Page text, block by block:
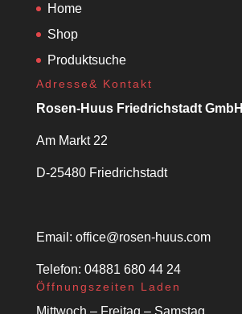
Home
Shop
Produktsuche
Adresse& Kontakt
Rosen-Huus Friedrichstadt GmbH
Am Markt 22
D-25480 Friedrichstadt
Email: office@rosen-huus.com
Telefon: 04881 680 44 24
Öffnungszeiten Laden
Mittwoch – Freitag – Samstag